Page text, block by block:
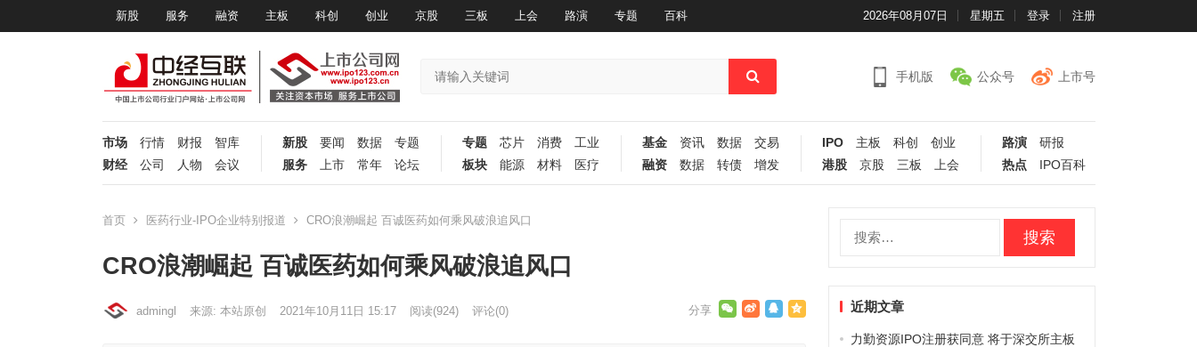
新股 服务 融资 主板 科创 创业 京股 三板 上会 路演 专题 百科 2026年08月07日 星期五 登录 注册
手机版 公众号 上市号
市场 行情 财报
智库
财经
公司 人物 会议
新股 要闻 数据
专题
服务
上市 常年 论坛
专题 芯片 消费
工业
板块
能源 材料 医疗
基金 资讯 数据
交易
融资
数据 转债 增发
IPO 主板 科创
创业
港股
京股 三板 上会
路演
研报
热点
IPO百科
首页 医药行业-IPO企业特别报道 CRO浪潮崛起 百诚医药如何乘风破浪追风口
CRO浪潮崛起 百诚医药如何乘风破浪追风口
admingl 来源: 本站原创 2021年10月11日 15:17 阅读(924) 评论(0) 近期文章
力勤资源IPO注册获同意 将于深交所主板